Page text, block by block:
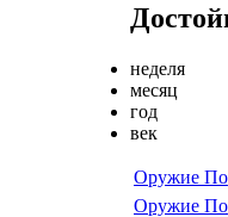
неделя
месяц
год
век
Оружие
Оружие